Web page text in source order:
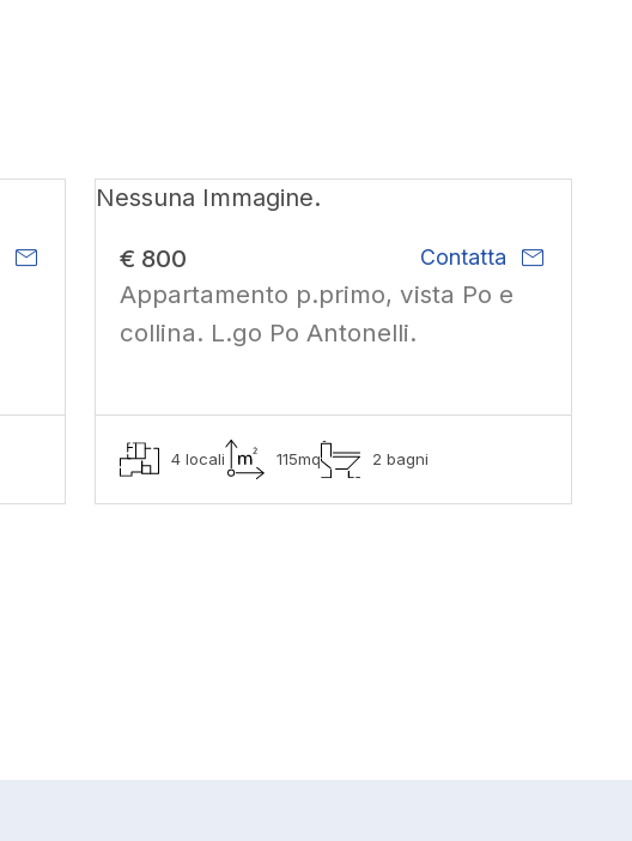
mail
Nessuna Immagine.
€ 800 Contatta mail
Appartamento p.primo, vista Po e
collina. L.go Po Antonelli.
4 locali 115mq 2 bagni